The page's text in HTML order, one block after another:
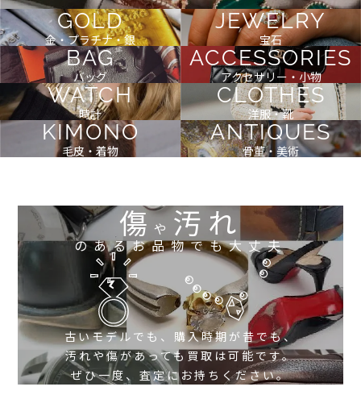
GOLD
金・プラチナ・銀
JEWELRY
宝石
BAG
バッグ
ACCESSORIES
アクセサリー・小物
WATCH
時計
CLOTHES
洋服・靴
KIMONO
毛皮・着物
ANTIQUES
骨董・美術
傷や 汚れ
のあるお品物でも大丈夫
古いモデルでも、購入時期が昔でも、
汚れや傷があっても買取は可能です。
ぜひ一度、査定にお持ちください。